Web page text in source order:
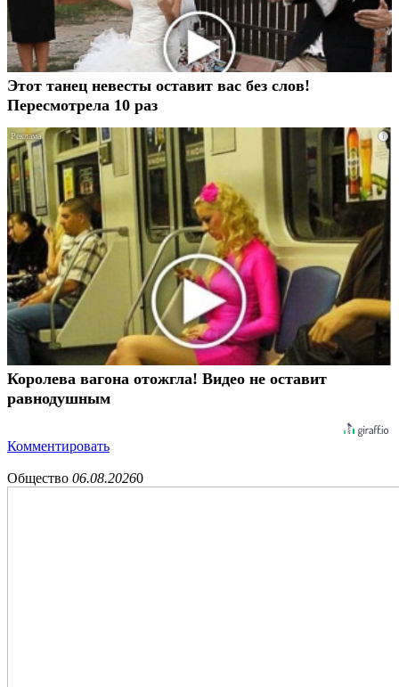
Этот танец невесты оставит вас без слов!
Пересмотрела 10 раз
i
Королева вагона отожгла! Видео не оставит
равнодушным
Комментировать
Общество 06.08.20260